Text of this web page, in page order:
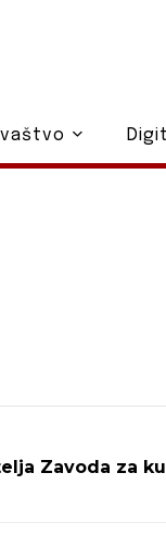
Zavoda za